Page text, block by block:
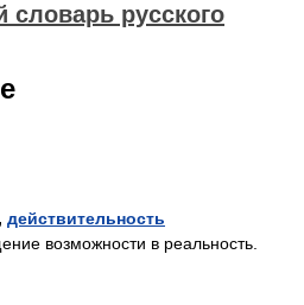
словарь русского
действительность
возможности в реальность.